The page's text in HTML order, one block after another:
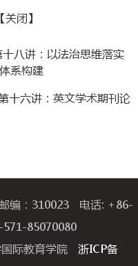
【关闭】
八讲：以法治思维落实
系构建
十六讲：英文学术期刊论
编：310023 电话: +86-
85070080
际教育学院 浙ICP备